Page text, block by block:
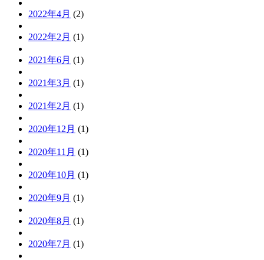
2022年4月 (2)
2022年2月 (1)
2021年6月 (1)
2021年3月 (1)
2021年2月 (1)
2020年12月 (1)
2020年11月 (1)
2020年10月 (1)
2020年9月 (1)
2020年8月 (1)
2020年7月 (1)